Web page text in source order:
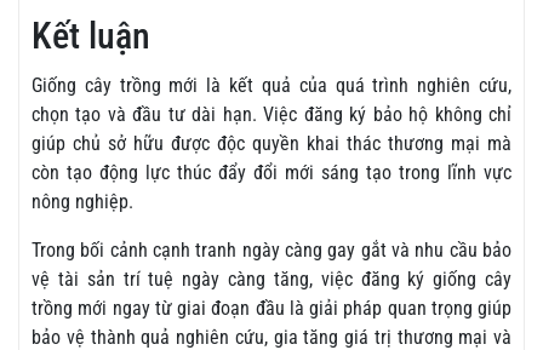
Kết luận
Giống cây trồng mới là kết quả của quá trình nghiên cứu,
chọn tạo và đầu tư dài hạn. Việc đăng ký bảo hộ không chỉ
giúp chủ sở hữu được độc quyền khai thác thương mại mà
còn tạo động lực thúc đẩy đổi mới sáng tạo trong lĩnh vực
nông nghiệp.
Trong bối cảnh cạnh tranh ngày càng gay gắt và nhu cầu bảo
vệ tài sản trí tuệ ngày càng tăng, việc đăng ký giống cây
trồng mới ngay từ giai đoạn đầu là giải pháp quan trọng giúp
bảo vệ thành quả nghiên cứu, gia tăng giá trị thương mại và